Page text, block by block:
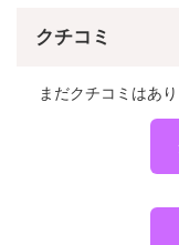
クチコミ
まだクチコミはあり